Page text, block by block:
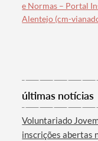
Categorias
e Normas – Portal
Alentejo (cm-
últimas notícias
Voluntariado
inscrições abertas